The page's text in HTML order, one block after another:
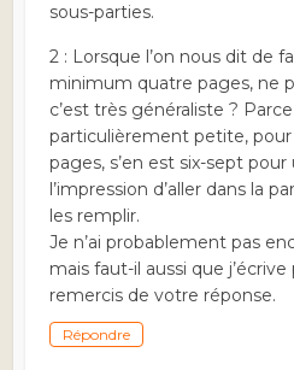
sous-parties.
2 : Lorsque l’on nous dit de
minimum quatre pages, ne
c’est très généraliste ?
particulièrement petite,
pages, s’en est six-sept pour
l’impression d’aller dans la
les remplir.
Je n’ai probablement pas
mais faut-il aussi que
remercis de votre réponse.
Répondre